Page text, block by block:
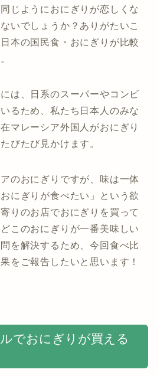
じようにおにぎりが恋しくな
いでしょうか？ありがたいこ
本の国民食・おにぎりが比較
は、日系のスーパーやコンビ
るため、私たち日本人のみな
マレーシア外国人がおにぎり
びたび見かけます。
のおにぎりですが、味は一体
にぎりが食べたい」という欲
りのお店でおにぎりを買って
このおにぎりが一番美味しい
を解決するため、今回食べ比
をご報告したいと思います！
でおにぎりが買える